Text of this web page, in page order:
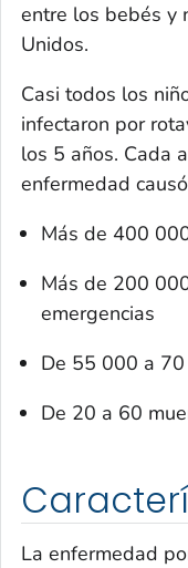
entre los bebés y
Unidos.
Casi todos los
infectaron por
los 5 años. Cada
enfermedad
Más de 400
Más de 200
emergencias
De 55 000 a
De 20 a 60
La enfermedad